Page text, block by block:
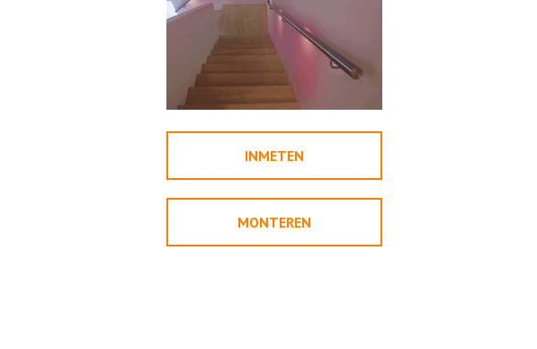
INMETEN
MONTEREN